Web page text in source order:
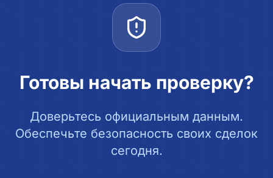
Готовы начать проверку?
Доверьтесь официальным данным.
Обеспечьте безопасность своих сделок
сегодня.